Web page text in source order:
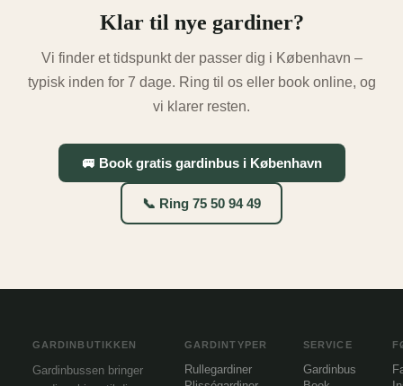
Klar til nye gardiner?
Vi finder et tidspunkt der passer dig i København –
typisk inden for 7 dage. Ring til os eller book online, og
vi klarer resten.
🚐 Book gratis gardinbus i København
📞 Ring 75 50 94 49
GARDINBUTIKKEN
Gardinbussen bringer
GARDINTYPER
Rullegardiner
SERVICE
Gardinbus